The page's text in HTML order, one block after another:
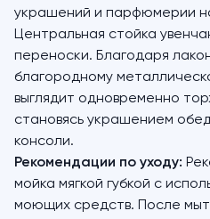
украшений и парфюмерии
Центральная стойка
переноски. Благодаря
благородному
выглядит одновременно
становясь украшением
консоли.
Рекомендации по уходу:
мойка мягкой губкой с
моющих средств. После